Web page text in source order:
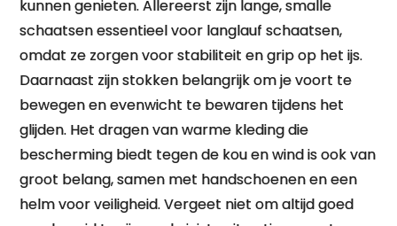
kunnen genieten. Allereerst zijn lange, smalle
schaatsen essentieel voor langlauf schaatsen,
omdat ze zorgen voor stabiliteit en grip op het ijs.
Daarnaast zijn stokken belangrijk om je voort te
bewegen en evenwicht te bewaren tijdens het
glijden. Het dragen van warme kleding die
bescherming biedt tegen de kou en wind is ook van
groot belang, samen met handschoenen en een
helm voor veiligheid. Vergeet niet om altijd goed